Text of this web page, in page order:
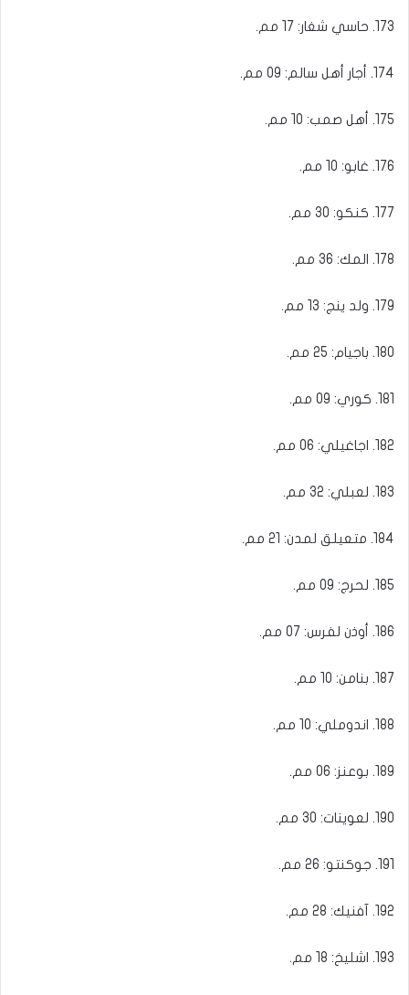
173. حاسي شغار: 17 مم.
174. أجار أهل سالم: 09 مم.
175. أهل صمب: 10 مم.
176. غابو: 10 مم.
177. كنكو: 30 مم.
178. المك: 36 مم.
179. ولد ينج: 13 مم.
180. باجيام: 25 مم.
181. كوري: 09 مم.
182. اجاغيلي: 06 مم.
183. لعبلي: 32 مم.
184. متعيلق لمدن: 21 مم.
185. لحرج: 09 مم.
186. أوذن لفرس: 07 مم.
187. بنامن: 10 مم.
188. اندوملي: 10 مم.
189. بوعنز: 06 مم.
190. لعوينات: 30 مم.
191. جوكنتو: 26 مم.
192. آفنيك: 28 مم.
193. اشليخ: 18 مم.